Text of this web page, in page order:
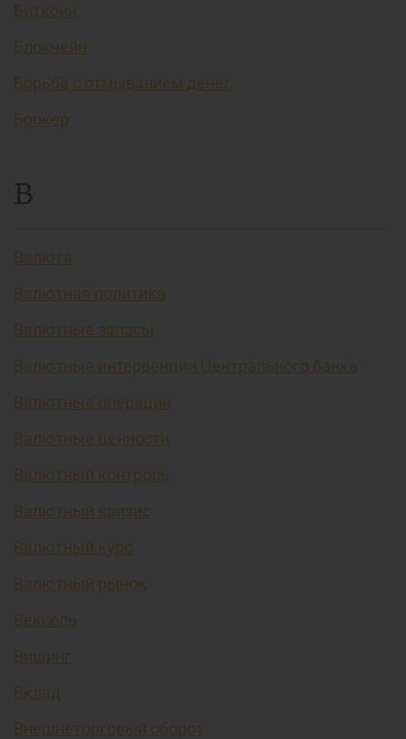
Биткоин
Блокчейн
Борьба с отмыванием денег
Брокер
В
Валюта
Валютная политика
Валютные запасы
Валютные интервенции Центрального банка
Валютные операции
Валютные ценности
Валютный контроль
Валютный кризис
Валютный курс
Валютный рынок
Вексель
Вишинг
Вклад
Внешнеторговый оборот